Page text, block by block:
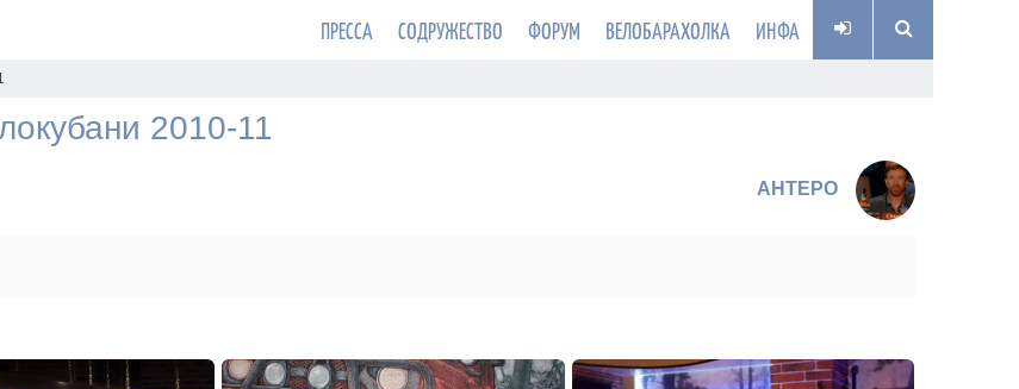
ПРЕССА СОДРУЖЕСТВО ФОРУМ ВЕЛОБАРАХОЛКА ИНФА
2010-11
AHTEPO